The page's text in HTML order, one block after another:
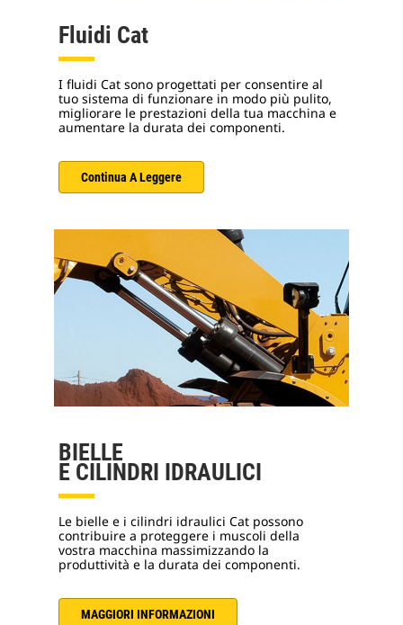
Fluidi Cat
I fluidi Cat sono progettati per consentire al
tuo sistema di funzionare in modo più pulito,
migliorare le prestazioni della tua macchina e
aumentare la durata dei componenti.
Continua A Leggere
BIELLE
E CILINDRI IDRAULICI
Le bielle e i cilindri idraulici Cat possono
contribuire a proteggere i muscoli della
vostra macchina massimizzando la
produttività e la durata dei componenti.
MAGGIORI INFORMAZIONI